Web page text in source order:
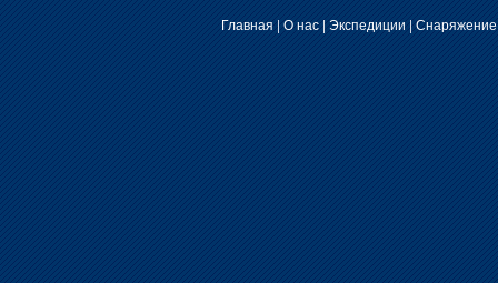
Главная | О нас| Экспедиции | Снаряжение